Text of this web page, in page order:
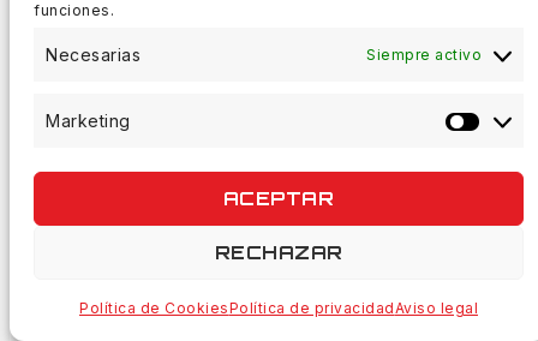
funciones.
Necesarias Siempre activo
Marketing
ACEPTAR
RECHAZAR
Política de CookiesPolítica de privacidadAviso legal
Equipamiento Carpfishing
Sillas, Camas Y Sacos De Dormir
Trípodes Y Picas
Tiendas Y Paraguas
MENU
Accesorios Depredadores